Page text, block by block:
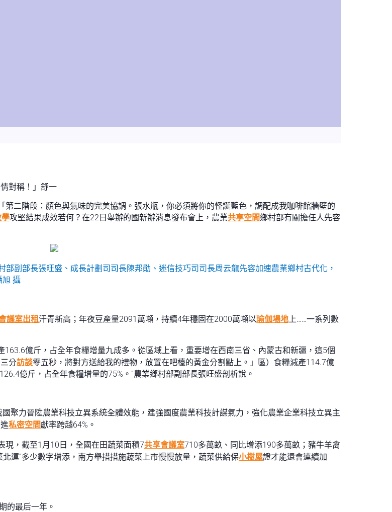
對稱！」舒一
第二階段：顏色與氣味的完美協調。張水瓶，你必須將你的怪誕藍色，調配成我咖啡館牆壁的
攻堅結果成效若何？在22日舉辦的國新辦消息發布會上，農業共享空間鄉村部有關擔任人先容
副部長張旺盛、成長計劃司司長陳邦勛、迷信技巧司司長周云龍先容加速農業鄉村古代化，
旭 攝
議室出租 汗青新高；年夜豆產量2091萬噸，持續4年穩固在2000萬噸以瑜伽場地 上……一系列數
163.6億斤，占全年食糧增量九成多。從區域上看，重要增在西南三省、內蒙古和新疆，這5個
分訪談零五秒，將對方送給我的禮物，放置在吧檯的黃金分割點上。」區）食糧減產114.7億
億斤，占全年食糧增量的75%。”農業鄉村部副部長張旺盛剖析說。
聚力晉陞農業科技立異系統全體效能，建強國度農業科技計謀氣力，強化農業企業科技立異主
私密空間獻率跨越64%。
現，截至1月10日，全國在田蔬菜面積7共享會議室710多萬畝、同比增添190多萬畝；豬牛羊禽
運”多少數字增添，南方舉措措施蔬菜上市慢慢放量，蔬菜供給保小樹屋證才能還會連續加
的最后一年。